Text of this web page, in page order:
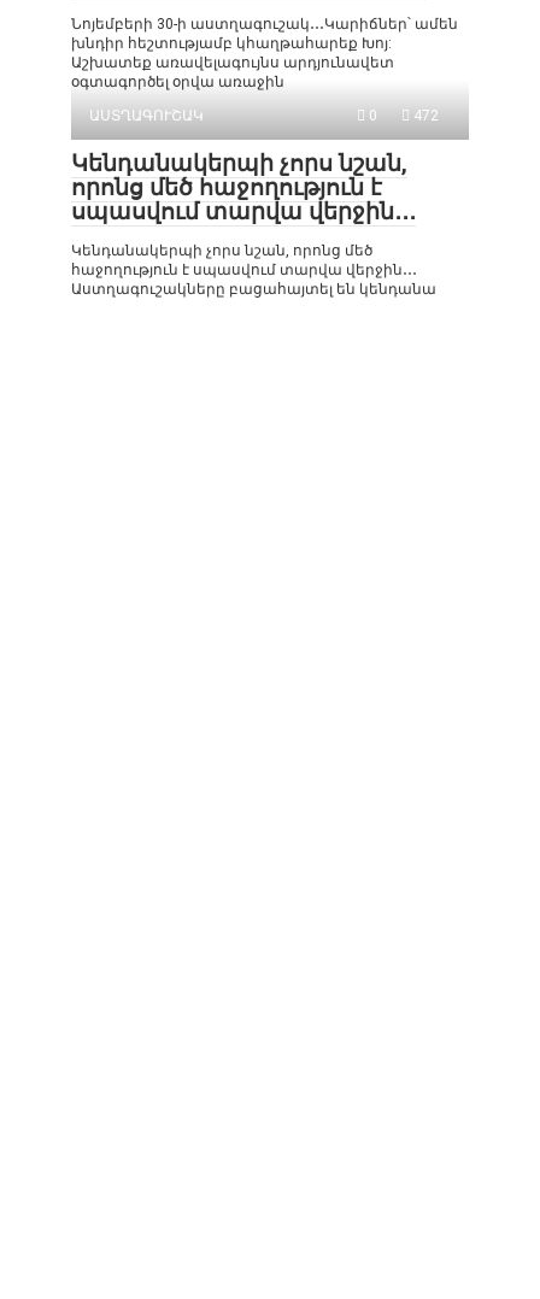
Նոյեմբերի 30-ի աստղագուշակ․․․Կարիճներ՝ ամեն
խնդիր հեշտությամբ կհաղթահարեք Խոյ:
Աշխատեք առավելագույնս արդյունավետ
օգտագործել օրվա առաջին
ԱՍՏՂԱԳՈՒՇԱԿ
0 472
Կենդանակերպի չորս նշան,
որոնց մեծ հաջողություն է
սպասվում տարվա վերջին․․․
Կենդանակերպի չորս նշան, որոնց մեծ
հաջողություն է սպասվում տարվա վերջին․․․
Աստղագուշակները բացահայտել են կենդանա